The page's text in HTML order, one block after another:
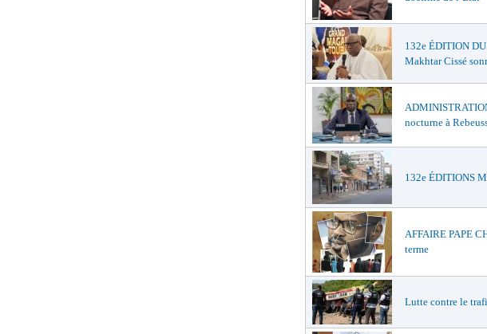
132e ÉDITION
Makhtar Cissé
nocturne à
132e ÉDITIONS
AFFAIRE PAPE
terme
Lutte contre le